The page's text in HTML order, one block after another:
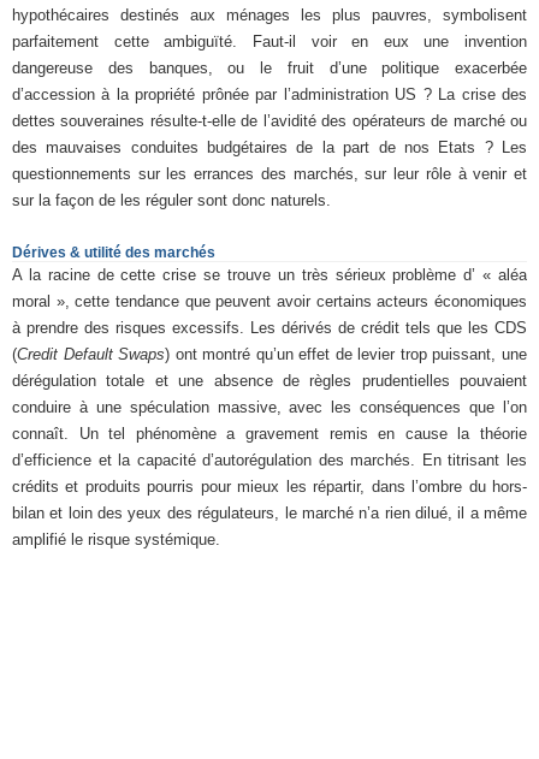
hypothécaires destinés aux ménages les plus pauvres, symbolisent
parfaitement cette ambiguïté. Faut-il voir en eux une invention
dangereuse des banques, ou le fruit d’une politique exacerbée
d’accession à la propriété prônée par l’administration US ? La crise des
dettes souveraines résulte-t-elle de l’avidité des opérateurs de marché ou
des mauvaises conduites budgétaires de la part de nos Etats ? Les
questionnements sur les errances des marchés, sur leur rôle à venir et
sur la façon de les réguler sont donc naturels.
Dérives & utilité des marchés
A la racine de cette crise se trouve un très sérieux problème d’ « aléa
moral », cette tendance que peuvent avoir certains acteurs économiques
à prendre des risques excessifs. Les dérivés de crédit tels que les CDS
(Credit Default Swaps) ont montré qu’un effet de levier trop puissant, une
dérégulation totale et une absence de règles prudentielles pouvaient
conduire à une spéculation massive, avec les conséquences que l’on
connaît. Un tel phénomène a gravement remis en cause la théorie
d’efficience et la capacité d’autorégulation des marchés. En titrisant les
crédits et produits pourris pour mieux les répartir, dans l’ombre du hors-
bilan et loin des yeux des régulateurs, le marché n’a rien dilué, il a même
amplifié le risque systémique.